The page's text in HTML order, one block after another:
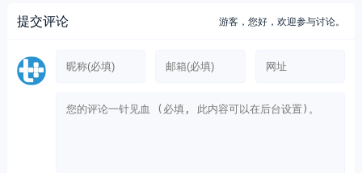
提交评论 游客，您好，欢迎参与讨论。